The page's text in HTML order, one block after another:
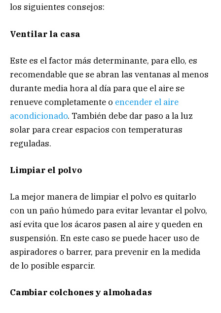
los siguientes consejos:
Ventilar la casa
Este es el factor más determinante, para ello, es
recomendable que se abran las ventanas al menos
durante media hora al día para que el aire se
renueve completamente o encender el aire
acondicionado. También debe dar paso a la luz
solar para crear espacios con temperaturas
reguladas.
Limpiar el polvo
La mejor manera de limpiar el polvo es quitarlo
con un paño húmedo para evitar levantar el polvo,
así evita que los ácaros pasen al aire y queden en
suspensión. En este caso se puede hacer uso de
aspiradores o barrer, para prevenir en la medida
de lo posible esparcir.
Cambiar colchones y almohadas